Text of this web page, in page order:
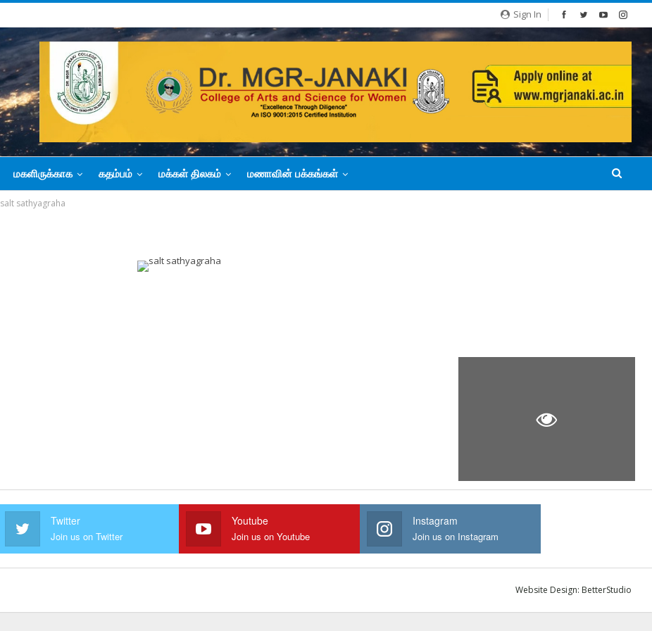
Sign In
மகளிருக்காக கதம்பம் மக்கள் திலகம் மணாவின் பக்கங்கள்
salt sathyagraha
Twitter
Join us on Twitter
Youtube
Join us on Youtube
Instagram
Join us on Instagram
Website Design: BetterStudio